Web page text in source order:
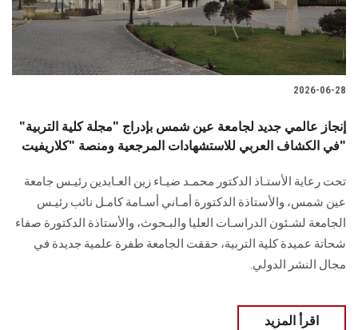
هيئة التدريس
الدراسات العليا
الموظفون
الزائـرون
سجل الان
2026-06-28
إنجاز عالمي جديد لجامعة عين شمس بإدراج "مجلة كلية التربية"
في الكشاف العربي للاستشهادات المرجعية ومنصة "كلاريفيت"
تحت رعاية الأستـاذ الدكتور محمـد ضيـاء زين العـابدين رئيـس جامعة
عين شمس، والأستاذة الدكتورة أمـاني أسـامة كامـل نائب رئيـس
الجامعة لشـئون الدراسـات العليا والبـحوث، والأستاذة الدكتورة صفاء
شحاتة عميدة كلية التربية، حققت الجامعة طفرة علمية جديدة في
مجال النشر الدولي.
اقرأ المزيد